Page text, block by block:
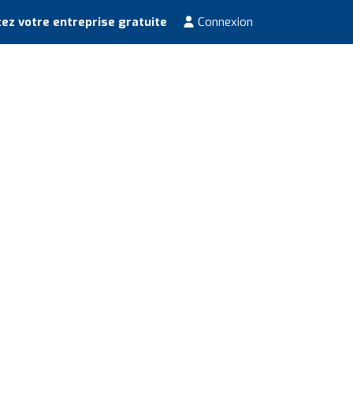
votre entreprise gratuite Connexion